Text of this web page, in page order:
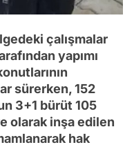
çalışmalar
yapımı
sürerken, 152
3+1 bürüt 105
olarak inşa edilen
hak